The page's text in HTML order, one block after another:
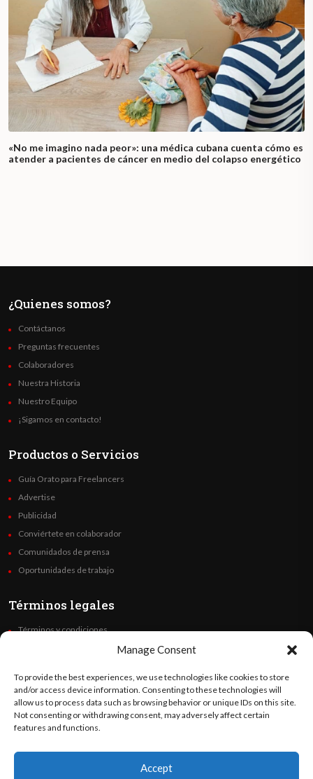
Manage Consent
To provide the best experiences, we use technologies like cookies to store
and/or access device information. Consenting to these technologies will
allow us to process data such as browsing behavior or unique IDs on this site.
Not consenting or withdrawing consent, may adversely affect certain
features and functions.
Accept
«No me imagino nada peor»: una médica cubana cuenta cómo es
atender a pacientes de cáncer en medio del colapso energético
¿Quienes somos?
Contáctanos
Preguntas frecuentes
Colaboradores
Nuestra Historia
Nuestro Equipo
¡Sigamos en contacto!
Productos o Servicios
Guía Orato para Freelancers
Advertise
Publicidad
Conviértete en colaborador
Comunidados de prensa
Oportunidades de trabajo
Términos legales
Términos y condiciones
Code of Ethics
Síguenos